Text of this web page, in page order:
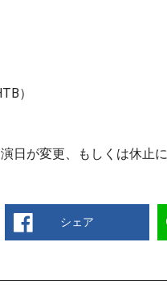
）
日が変更、もしくは休止
シェア